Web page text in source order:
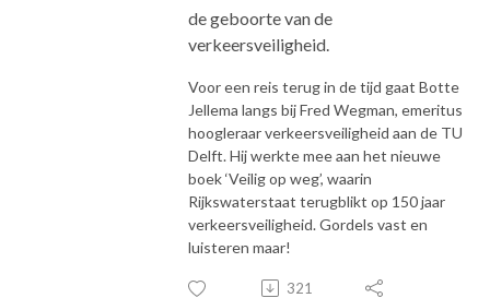
de geboorte van de
verkeersveiligheid.
Voor een reis terug in de tijd gaat Botte
Jellema langs bij Fred Wegman, emeritus
hoogleraar verkeersveiligheid aan de TU
Delft. Hij werkte mee aan het nieuwe
boek ‘Veilig op weg’, waarin
Rijkswaterstaat terugblikt op 150 jaar
verkeersveiligheid. Gordels vast en
luisteren maar!
321